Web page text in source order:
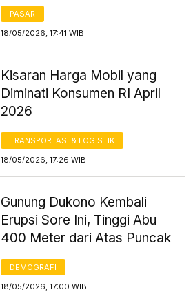
PASAR
18/05/2026, 17:41 WIB
Kisaran Harga Mobil yang
Diminati Konsumen RI April
2026
TRANSPORTASI & LOGISTIK
18/05/2026, 17:26 WIB
Gunung Dukono Kembali
Erupsi Sore Ini, Tinggi Abu
400 Meter dari Atas Puncak
DEMOGRAFI
18/05/2026, 17:00 WIB